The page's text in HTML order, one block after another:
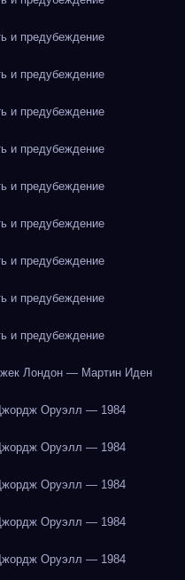
и предубеждение
и предубеждение
и предубеждение
и предубеждение
и предубеждение
и предубеждение
и предубеждение
и предубеждение
и предубеждение
Лондон — Мартин Иден
Оруэлл — 1984
Оруэлл — 1984
Оруэлл — 1984
Оруэлл — 1984
Оруэлл — 1984